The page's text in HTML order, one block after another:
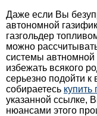
Даже если Вы
автономной
газгольдер
можно
системы автномной
избежать всякого
серьезно подойти
собираетесь купить
указанной ссылке,
нюансами этого